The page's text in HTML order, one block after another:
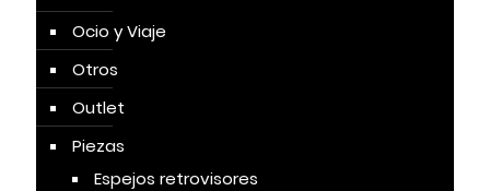
Ocio y Viaje
Otros
Outlet
Piezas
Espejos retrovisores